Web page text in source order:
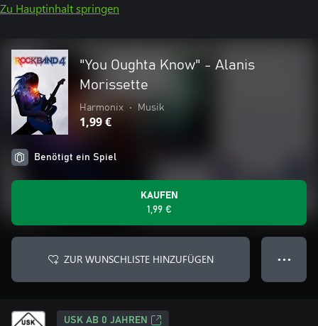
Zu Hauptinhalt springen
"You Oughta Know" - Alanis
Morissette
Harmonix • Musik
1,99 €
Benötigt ein Spiel
KAUFEN
1,99 €
ZUR WUNSCHLISTE HINZUFÜGEN ● ● ●
USK AB 0 JAHREN